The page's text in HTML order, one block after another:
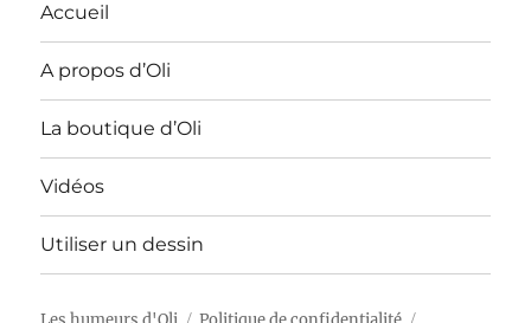
Accueil
A propos d’Oli
La boutique d’Oli
Vidéos
Utiliser un dessin